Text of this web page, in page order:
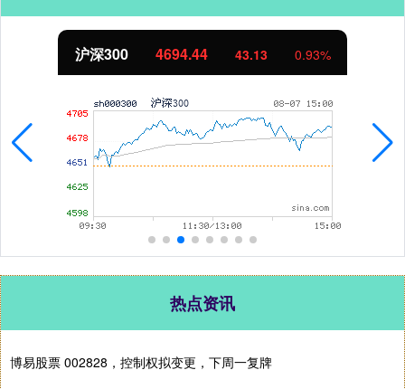
43.13 0.93%
热点资讯
博易股票 002828，控制权拟变更，下周一复牌